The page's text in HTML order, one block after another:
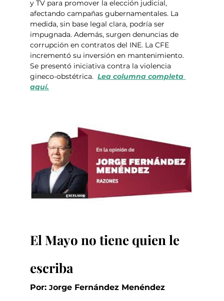
y TV para promover la elección judicial,
afectando campañas gubernamentales. La
medida, sin base legal clara, podría ser
impugnada. Además, surgen denuncias de
corrupción en contratos del INE. La CFE
incrementó su inversión en mantenimiento.
Se presentó iniciativa contra la violencia
gineco-obstétrica. Lea columna completa
aquí.
El Mayo no tiene quien le
escriba
Por: Jorge Fernández Menéndez